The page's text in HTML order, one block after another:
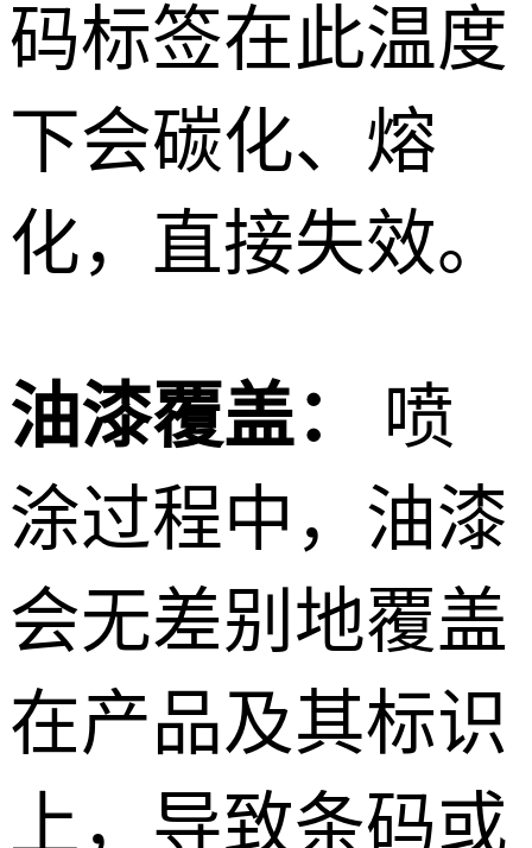
码标签在此温度
下会碳化、熔
化，直接失效。
油漆覆盖：
喷
涂过程中，油漆
会无差别地覆盖
在产品及其标识
上，导致条码或